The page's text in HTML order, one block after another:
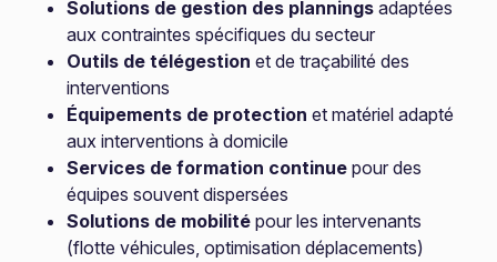
Solutions de gestion des plannings adaptées
aux contraintes spécifiques du secteur
Outils de télégestion et de traçabilité des
interventions
Équipements de protection et matériel adapté
aux interventions à domicile
Services de formation continue pour des
équipes souvent dispersées
Solutions de mobilité pour les intervenants
(flotte véhicules, optimisation déplacements)